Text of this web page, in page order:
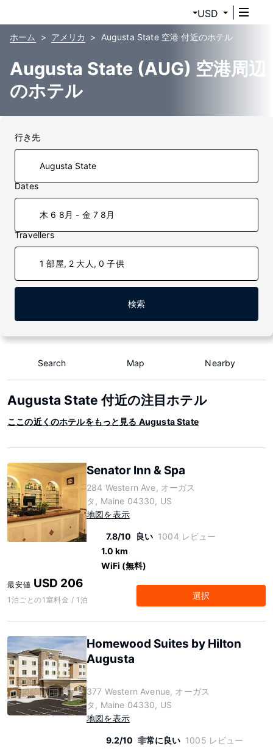
USD
ホーム アメリカ Augusta State 空港 付近のホテル
Augusta State (AUG) 空港周辺
のホテル
行き先
Dates
木 6 8月 - 金 7 8月
Travellers
1 部屋, 2 大人, 0 子供
検索
Search Map Nearby
Augusta State 付近の注目ホテル
ここの近くのホテルをもっと見る Augusta State
Senator Inn & Spa
284 Western Ave, オーガス
タ, Maine 04330, US
地図を表示
7.8/10 良い 1004 レビュー
1.0 km
WiFi (無料)
最安値 USD 206
1泊ごとの1室料金 / 1泊 選択
Homewood Suites by Hilton
Augusta
377 Western Avenue, オーガス
タ, Maine 04330, US
地図を表示
9.2/10 非常に良い 1005 レビュー